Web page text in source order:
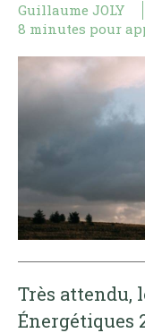
Guillaume JOLY
8 minutes pour
Très attendu,
Énergétiques